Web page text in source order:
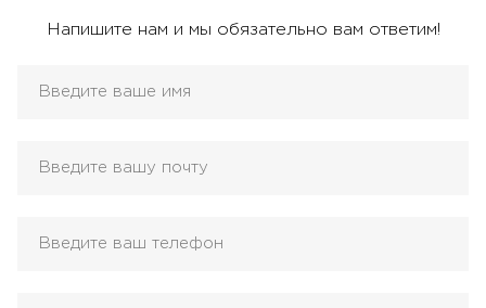
Напишите нам и мы обязательно вам ответим!